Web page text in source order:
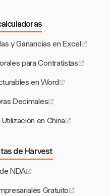
y Ganancias en Excel
para Contratistas
en Word
Decimales
en China
de Harvest
NDA
Gratuito